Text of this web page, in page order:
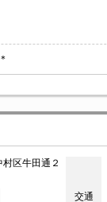
区牛田通２
交通